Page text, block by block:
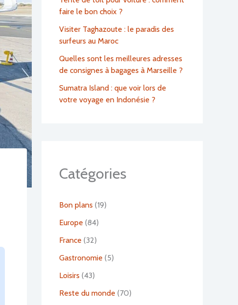
faire le bon choix ?
Visiter Taghazoute : le paradis des
surfeurs au Maroc
Quelles sont les meilleures adresses
de consignes à bagages à Marseille ?
Sumatra Island : que voir lors de
votre voyage en Indonésie ?
Catégories
Bon plans (19)
Europe (84)
France (32)
Gastronomie (5)
Loisirs (43)
Reste du monde (70)